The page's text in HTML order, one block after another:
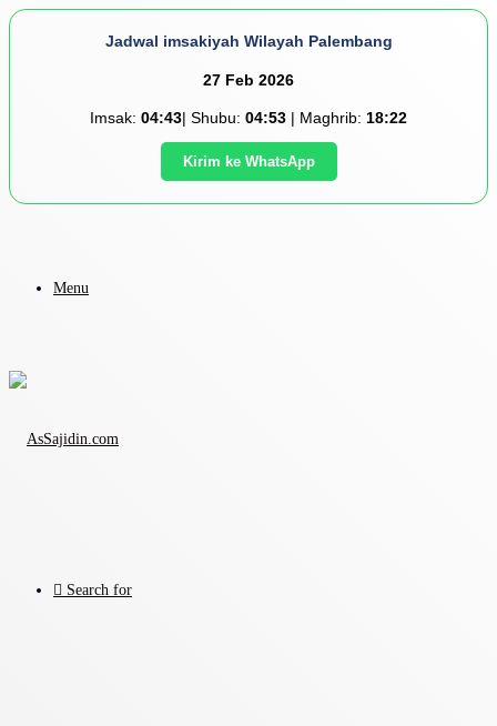
Jadwal imsakiyah Wilayah Palembang
27 Feb 2026
Imsak: 04:43| Shubu: 04:53 | Maghrib: 18:22
Kirim ke WhatsApp
Menu
Search for